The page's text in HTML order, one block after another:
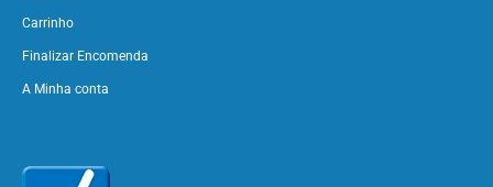
Carrinho
Finalizar Encomenda
A Minha conta